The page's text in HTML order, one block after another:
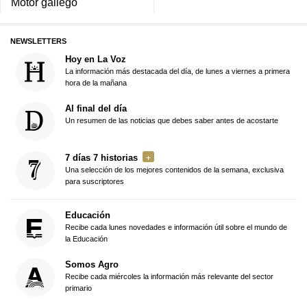
NEWSLETTERS
Hoy en La Voz
La información más destacada del día, de lunes a viernes a primera
hora de la mañana
Al final del día
Un resumen de las noticias que debes saber antes de acostarte
7 días 7 historias
Una selección de los mejores contenidos de la semana, exclusiva
para suscriptores
Educación
Recibe cada lunes novedades e información útil sobre el mundo de
la Educación
Somos Agro
Recibe cada miércoles la información más relevante del sector
primario